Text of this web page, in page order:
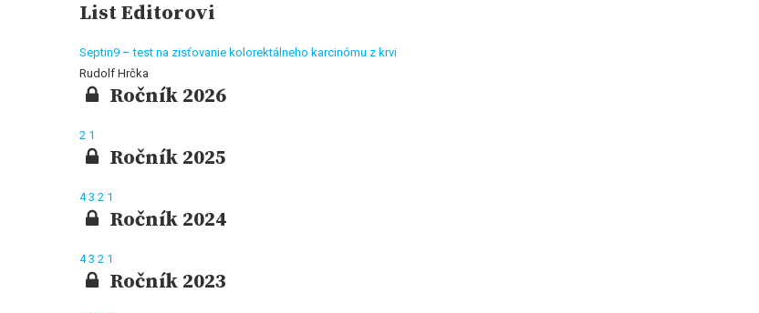
List Editorovi
Septin9 – test na zisťovanie kolorektálneho karcinómu z krvi
Rudolf Hrčka
Ročník 2026
2 1
Ročník 2025
43 2 1
Ročník 2024
43 2 1
Ročník 2023